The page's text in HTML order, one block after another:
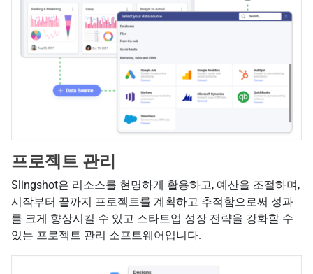
프로젝트 관리
Slingshot은 리소스를 현명하게 활용하고, 예산을 조절하며,
시작부터 끝까지 프로젝트를 계획하고 추적함으로써 성과
를 크게 향상시킬 수 있고 스타트업 성장 전략을 강화할 수
있는 프로젝트 관리 소프트웨어입니다.